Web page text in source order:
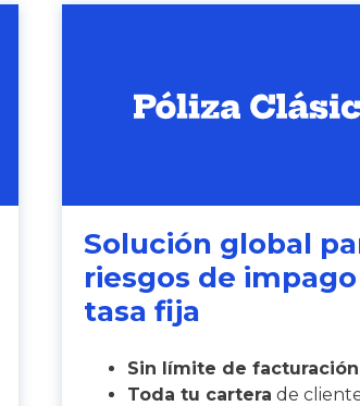
Solución global
riesgos de impago
tasa fija
Sin límite de facturación
Toda tu cartera de